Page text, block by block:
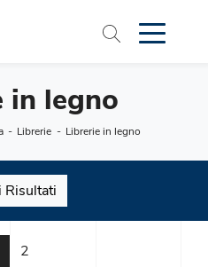
in legno
- Librerie - Librerie in legno
Risultati
2